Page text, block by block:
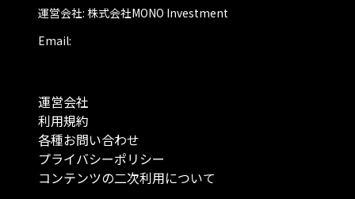
運営会社: 株式会社MONO Investment
Email:
運営会社
利用規約
各種お問い合わせ
プライバシーポリシー
コンテンツの二次利用について